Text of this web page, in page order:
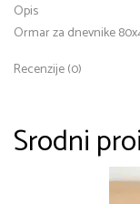
Opis
Ormar za dnevnike
Recenzije (0)
Srodni